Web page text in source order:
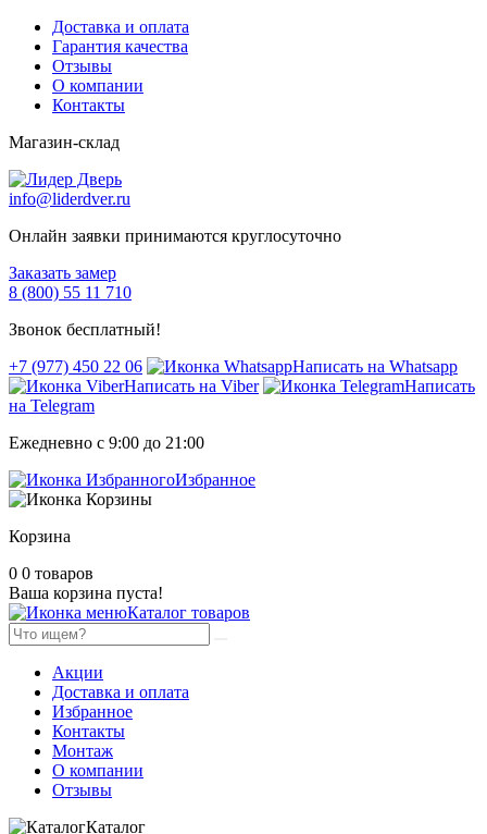
Доставка и оплата
Гарантия качества
Отзывы
О компании
Контакты
Магазин-склад
info@liderdver.ru
Онлайн заявки принимаются круглосуточно
Заказать замер
8 (800) 55 11 710
Звонок бесплатный!
+7 (977) 450 22 06
Написать на Whatsapp
Написать на Viber
Написать
на Telegram
Ежедневно с 9:00 до 21:00
Избранное
Корзина
0 0 товаров
Ваша корзина пуста!
Каталог товаров
Акции
Доставка и оплата
Избранное
Контакты
Монтаж
О компании
Отзывы
Каталог